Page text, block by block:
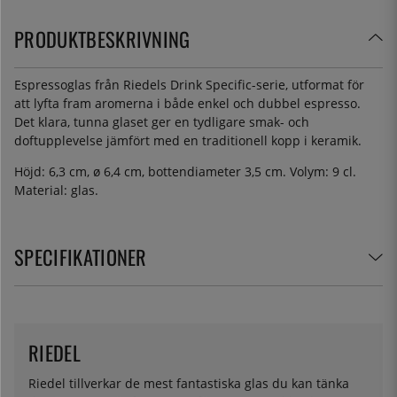
PRODUKTBESKRIVNING
Espressoglas från Riedels Drink Specific-serie, utformat för
att lyfta fram aromerna i både enkel och dubbel espresso.
Det klara, tunna glaset ger en tydligare smak- och
doftupplevelse jämfört med en traditionell kopp i keramik.
Höjd: 6,3 cm, ø 6,4 cm, bottendiameter 3,5 cm. Volym: 9 cl.
Material: glas.
SPECIFIKATIONER
Riedel tillverkar de mest fantastiska glas du kan tänka
RIEDEL